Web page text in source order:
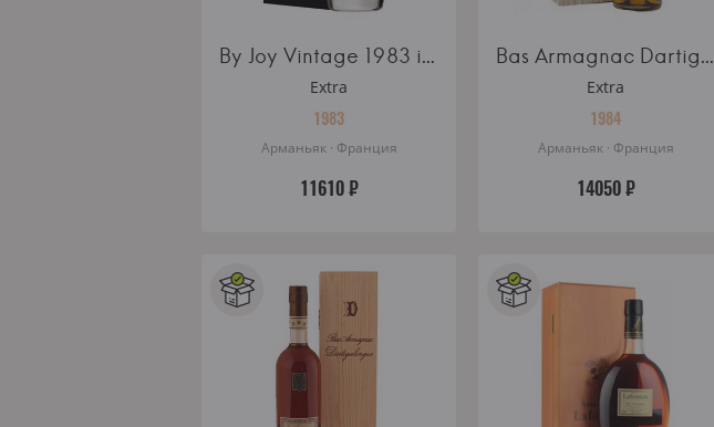
By Joy Vintage 1983 in gift box
Extra
1983
Арманьяк · Франция
11610 ₽
Bas Armagnac Dartigalongue Vintage 1984 wooden box 0.5l
Extra
1984
Арманьяк · Франция
14050 ₽